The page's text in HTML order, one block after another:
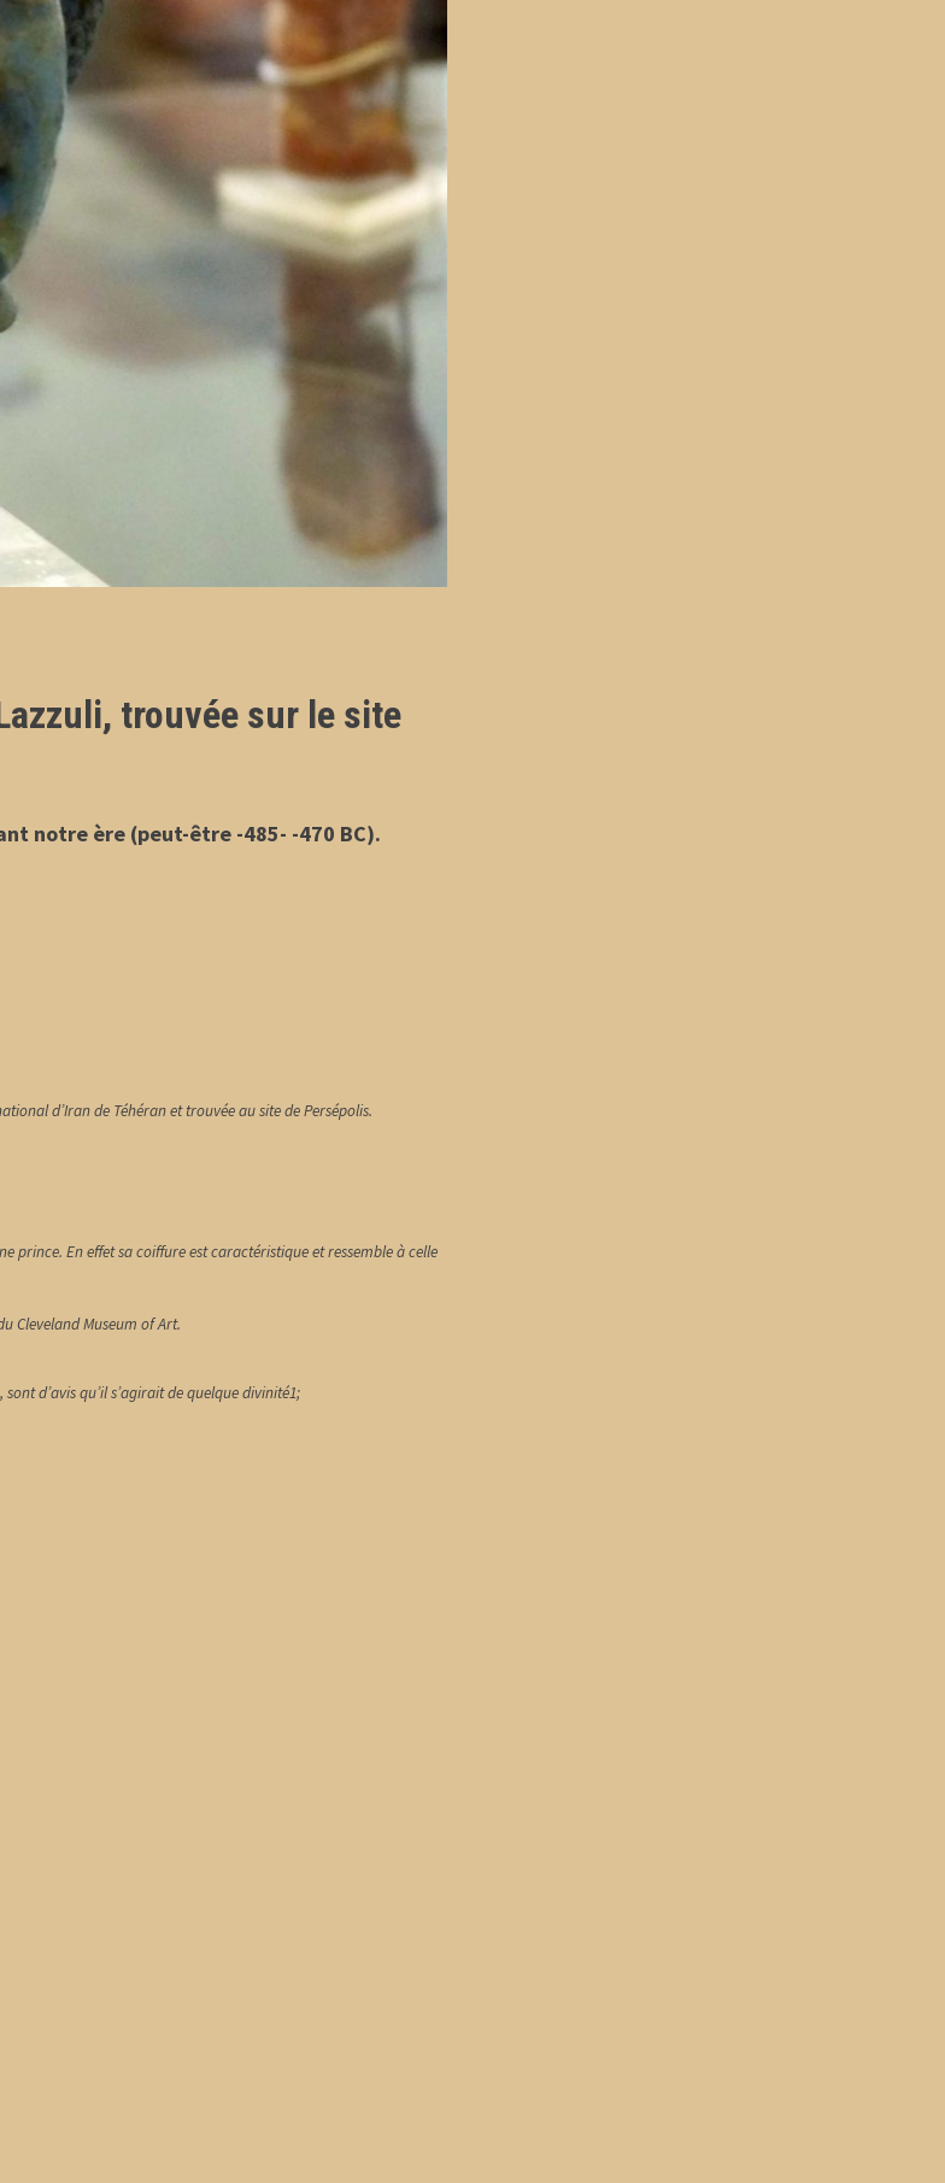
trouvée sur le site
notre ère (peut-être -485- -470 BC).
d’Iran de Téhéran et trouvée au site de Persépolis.
prince. En effet sa coiffure est caractéristique et ressemble à celle
Cleveland Museum of Art.
d’avis qu’il s’agirait de quelque divinité1;